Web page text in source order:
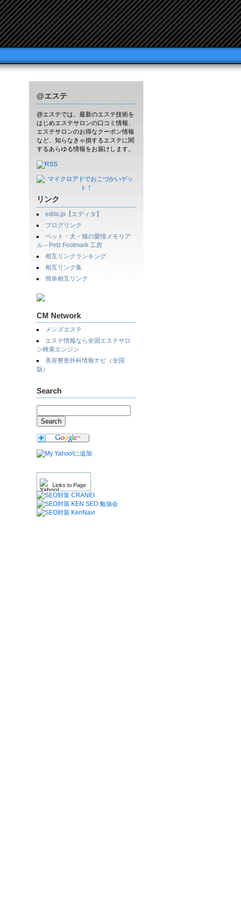
@エステ
@エステでは、最新のエステ技術を
はじめエステサロンの口コミ情報、
エステサロンのお得なクーポン情報
など、知らなきゃ損するエステに関
するあらゆる情報をお届けします。
リンク
edita.jp【エディタ】
ブログリンク
ペット・犬・猫の愛情メモリア
ル～Petz Footmark 工房
相互リンクランキング
相互リンク集
簡単相互リンク
CM Network
メンズエステ
エステ情報なら全国エステサロ
ン検索エンジン
美容整形外科情報ナビ（全国
版）
Search
Links to Page